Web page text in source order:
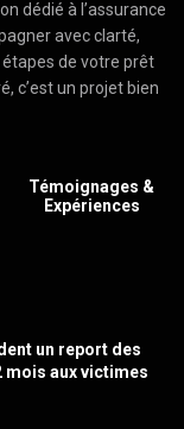
dédié à l’assurance
avec clarté,
de votre prêt
c’est un projet bien
Témoignages &
Expériences
un report des
mois aux victimes